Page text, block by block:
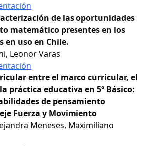
de las oportunidades
matemático presentes en los
en uso en Chile.
Leonor Varas
entre el marco curricular, el
práctica educativa en 5º Básico:
de pensamiento
Fuerza y Movimiento
Meneses, Maximiliano